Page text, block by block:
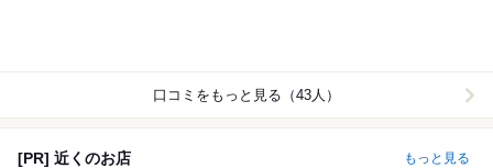
口コミをもっと見る（43人）
[PR] 近くのお店 もっと見る